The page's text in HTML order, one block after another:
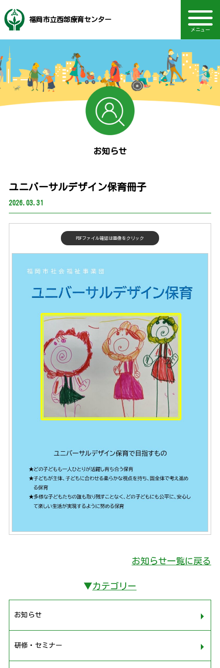
福岡市立西部療育センター
メニュー
TOPページ
主な事業内容
地域支援・訪問支援
研修・セミナー情報
ボランティア情報
動画を見る
福岡市社会福祉事業団
音声読み上げ・文字・見やすさ調整
電話：092-883-7161
お知らせ
▼カテゴリー
お知らせ
研修・セミナー
ユニバーサルデザイン保育冊子
2026.03.31
PDFファイル確認は画像をクリック
お知らせ一覧に戻る